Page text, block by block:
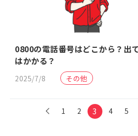
0800の電話番号はどこから？出
はかかる？
2025/7/8 その他
1 2 3 4 5